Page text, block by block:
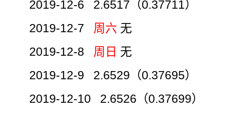
2019-12-6 2.6517（0.37711）
2019-12-7 周六 无
2019-12-8 周日 无
2019-12-9 2.6529（0.37695）
2019-12-10 2.6526（0.37699）